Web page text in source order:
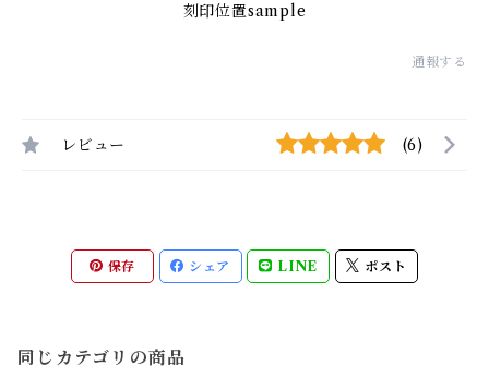
刻印位置sample
通報する
レビュー (6)
保存 シェア LINE ポスト
同じカテゴリの商品